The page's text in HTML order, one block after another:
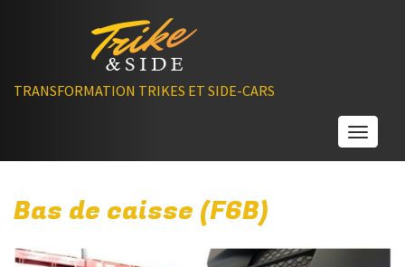
TRANSFORMATION TRIKES ET SIDE-CARS
Bas de caisse (F6B)